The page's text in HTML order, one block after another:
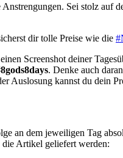
Sei stolz auf
dir tolle Preise wie die
Screenshot deiner
. Denke auch
Auslosung kannst du dein
an dem jeweiligen Tag
Artikel geliefert werden: